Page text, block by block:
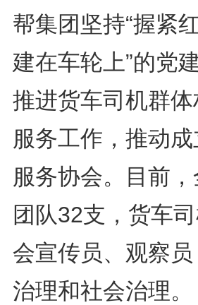
帮集团坚持“握紧
建在车轮上”的党
推进货车司机群
服务工作，推动
服务协会。目前
团队32支，货车
会宣传员、观察
治理和社会治理。